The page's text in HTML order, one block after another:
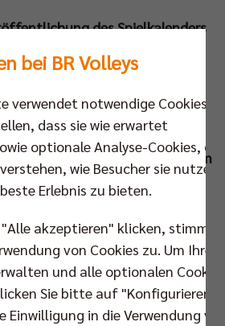
des Spielkalenders
Juli können die Fans in ganz
Saison planen und
denn das Spieljahr beginnt
Nach dem
vom 13. bis 15. Sep in Hildesheim
mit einem Heimauftritt gegen
am 21. Sep um 18.00 Uhr in
01. August werden die
große Heimauftaktmatch
diesem Tag hat man noch die
für eine Saisonkarte:
bei BR Volleys
verwendet notwendige Cookies,
dass sie wie erwartet
optionale Analyse-Cookies, die
wie Besucher sie nutzen,
Erlebnis zu bieten.
akzeptieren" klicken, stimmen
von Cookies zu. Um Ihre
und alle optionalen Cookies
Sie bitte auf "Konfigurieren".
Einwilligung in die Verwendung